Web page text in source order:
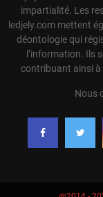
impartialité. Les
ledjely.com mettent
déontologie qui
l’information. Ils
contribuant ainsi à
Nous